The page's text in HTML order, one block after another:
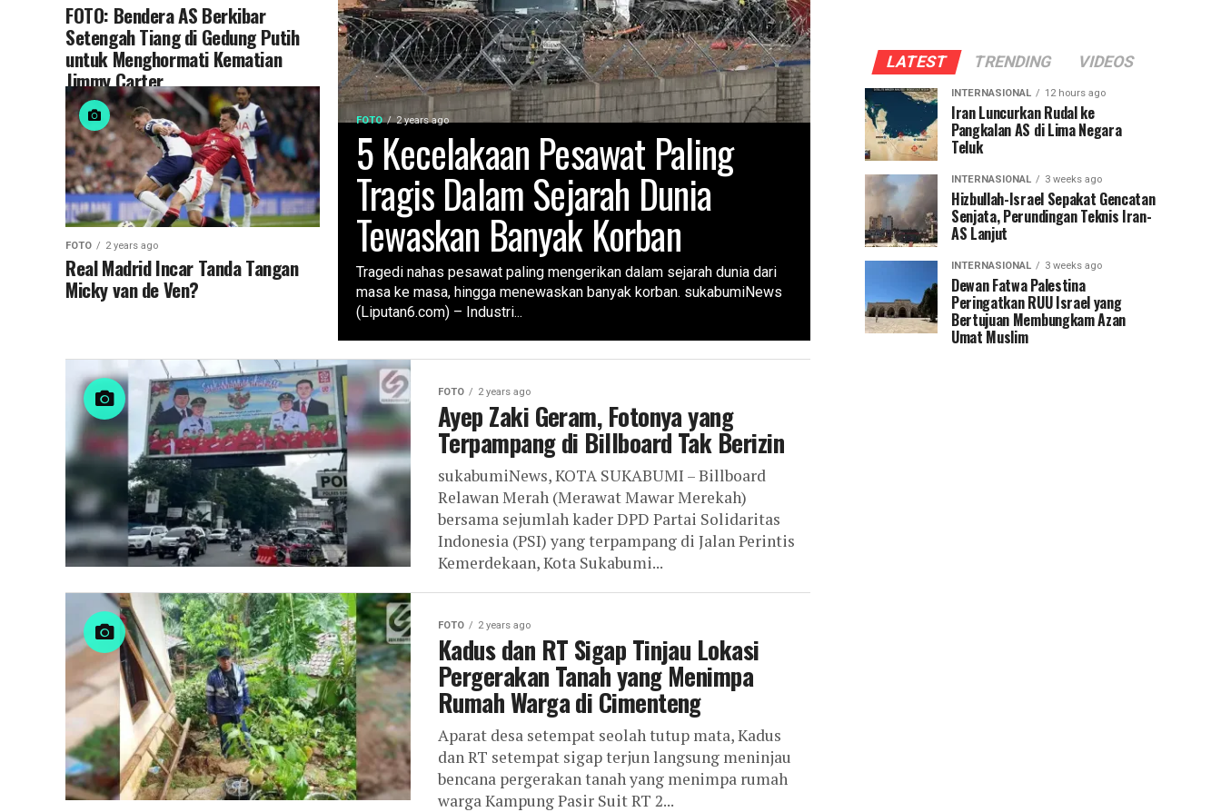
FOTO 2 years ago
5 Kecelakaan Pesawat Paling
Tragis Dalam Sejarah Dunia
Tewaskan Banyak Korban
Tragedi nahas pesawat paling mengerikan dalam sejarah dunia dari
masa ke masa, hingga menewaskan banyak korban. sukabumiNews
(Liputan6.com) – Industri...
FOTO: Bendera AS Berkibar
Setengah Tiang di Gedung Putih
untuk Menghormati Kematian
Jimmy Carter
FOTO 2 years ago
Real Madrid Incar Tanda Tangan
Micky van de Ven?
FOTO 2 years ago
Ayep Zaki Geram, Fotonya yang
Terpampang di Billboard Tak Berizin
sukabumiNews, KOTA SUKABUMI – Billboard
Relawan Merah (Merawat Mawar Merekah)
bersama sejumlah kader DPD Partai Solidaritas
Indonesia (PSI) yang terpampang di Jalan Perintis
Kemerdekaan, Kota Sukabumi...
FOTO 2 years ago
Kadus dan RT Sigap Tinjau Lokasi
Pergerakan Tanah yang Menimpa
Rumah Warga di Cimenteng
Aparat desa setempat seolah tutup mata, Kadus
dan RT setempat sigap terjun langsung meninjau
bencana pergerakan tanah yang menimpa rumah
warga Kampung Pasir Suit RT 2...
LATEST TRENDING VIDEOS
INTERNASIONAL 12 hours ago
Iran Luncurkan Rudal ke
Pangkalan AS di Lima Negara
Teluk
INTERNASIONAL 3 weeks ago
Hizbullah-Israel Sepakat Gencatan
Senjata, Perundingan Teknis Iran-
AS Lanjut
INTERNASIONAL 3 weeks ago
Dewan Fatwa Palestina
Peringatkan RUU Israel yang
Bertujuan Membungkam Azan
Umat Muslim